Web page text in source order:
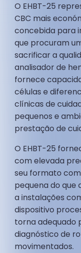
O EHBT-25
CBC mais
concebida para
que procuram
sacrificar a
analisador de
fornece
células e
clínicas de
pequenos e
prestação de
O EHBT-25
com elevada
seu formato
pequena do que
a instalações
dispositivo
torna adequado
diagnóstico de
movimentados.